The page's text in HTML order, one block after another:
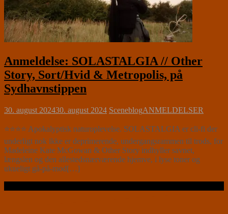
Anmeldelse: SOLASTALGIA // Other
Story, Sort/Hvid & Metropolis, på
Sydhavnstippen
30. august 202430. august 2024 SceneblogANMELDELSER
⭐⭐⭐⭐ Apokalyptisk naturoplevelse. SOLASTALGIA er cli-fi der
underligt nok ikke er deprimerende, undergangsrammen til trods, for
Madeleine Kate McGowan & Other Story indhyller savnet,
længslen og den allestedsnærværende hjemve, i lyse toner og
ukueligt gå-på-mod[…]